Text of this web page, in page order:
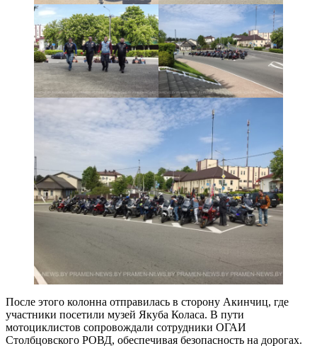
После этого колонна отправилась в сторону Акинчиц, где
участники посетили музей Якуба Коласа. В пути
мотоциклистов сопровождали сотрудники ОГАИ
Столбцовского РОВД, обеспечивая безопасность на дорогах.